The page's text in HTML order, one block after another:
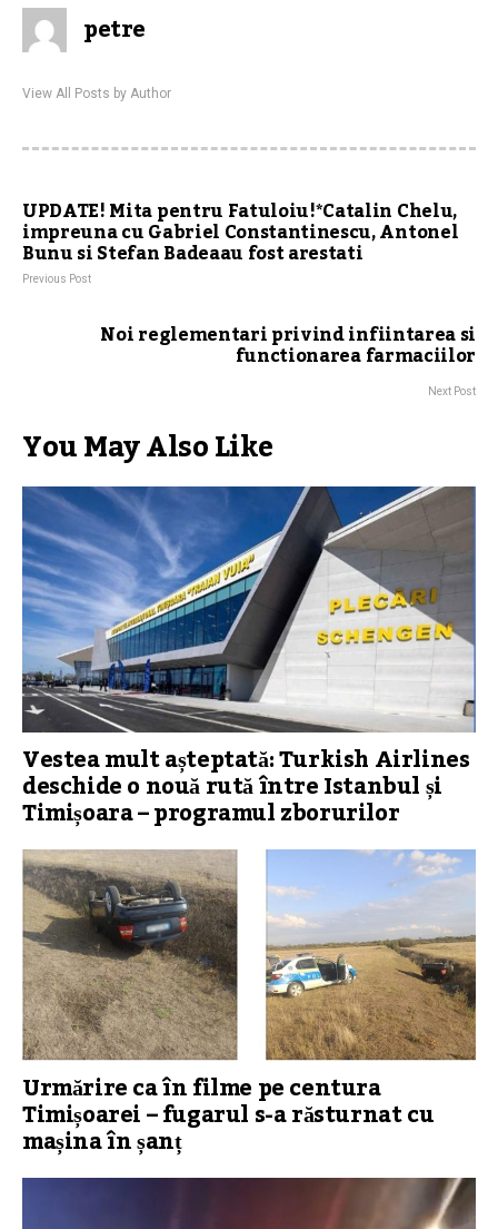
petre
View All Posts by Author
UPDATE! Mita pentru Fatuloiu!*Catalin Chelu,
impreuna cu Gabriel Constantinescu, Antonel
Bunu si Stefan Badeaau fost arestati
Previous Post
Noi reglementari privind infiintarea si
functionarea farmaciilor
Next Post
You May Also Like
Vestea mult așteptată: Turkish Airlines
deschide o nouă rută între Istanbul și
Timișoara – programul zborurilor
Urmărire ca în filme pe centura
Timișoarei – fugarul s-a răsturnat cu
mașina în șanț